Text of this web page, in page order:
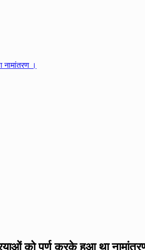
नामांतरण ।
को पूर्ण करके हुआ था